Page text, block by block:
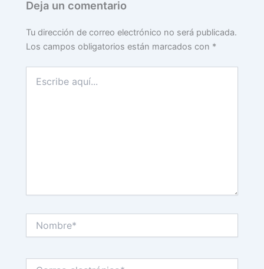
Deja un comentario
Tu dirección de correo electrónico no será publicada.
Los campos obligatorios están marcados con *
aquí...